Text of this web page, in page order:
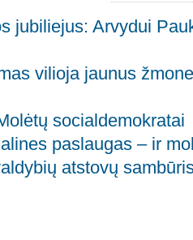
jubiliejus: Arvydui
vilioja jaunus
socialdemokratai
paslaugas – ir
atstovų